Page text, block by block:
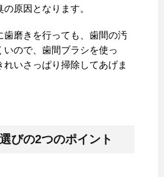
原因となります。
歯磨きを行っても、歯間の汚
いので、歯間ブラシを使っ
いさっぱり掃除してあげま
びの2つのポイント